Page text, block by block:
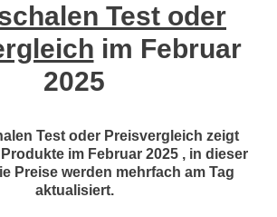
Test oder
im Februar
2025
Test oder Preisvergleich zeigt
im Februar 2025 , in dieser
Preise werden mehrfach am Tag
aktualisiert.